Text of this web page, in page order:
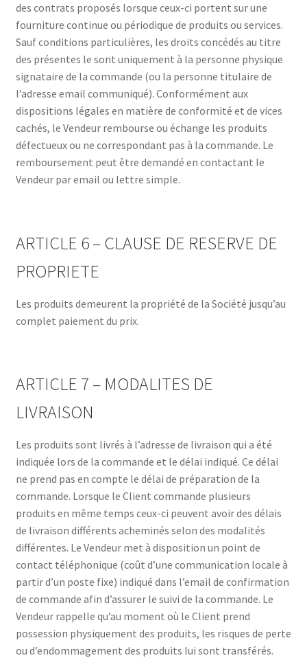
des contrats proposés lorsque ceux-ci portent sur une
fourniture continue ou périodique de produits ou services.
Sauf conditions particulières, les droits concédés au titre
des présentes le sont uniquement à la personne physique
signataire de la commande (ou la personne titulaire de
l’adresse email communiqué). Conformément aux
dispositions légales en matière de conformité et de vices
cachés, le Vendeur rembourse ou échange les produits
défectueux ou ne correspondant pas à la commande. Le
remboursement peut être demandé en contactant le
Vendeur par email ou lettre simple.
ARTICLE 6 – CLAUSE DE RESERVE DE
PROPRIETE
Les produits demeurent la propriété de la Société jusqu’au
complet paiement du prix.
ARTICLE 7 – MODALITES DE
LIVRAISON
Les produits sont livrés à l’adresse de livraison qui a été
indiquée lors de la commande et le délai indiqué. Ce délai
ne prend pas en compte le délai de préparation de la
commande. Lorsque le Client commande plusieurs
produits en même temps ceux-ci peuvent avoir des délais
de livraison différents acheminés selon des modalités
différentes. Le Vendeur met à disposition un point de
contact téléphonique (coût d’une communication locale à
partir d’un poste fixe) indiqué dans l’email de confirmation
de commande afin d’assurer le suivi de la commande. Le
Vendeur rappelle qu’au moment où le Client prend
possession physiquement des produits, les risques de perte
ou d’endommagement des produits lui sont transférés.